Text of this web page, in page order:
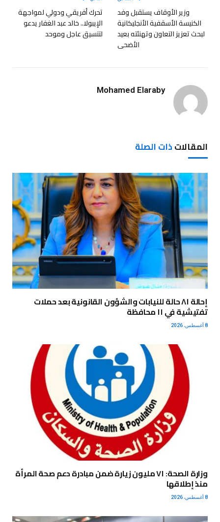
وزير الأوقاف يستقبل وفد
الكنيسة الأسقفية الأنجليكانية
لبحث تعزيز التعاون وتهنئته بعيد
الأضحى
تحرك أفريقي ودولي لمواجهة
الإيبولا.. خالد عبد الغفار يدعو
لتنسيق عاجل وموحد
Mohamed Elaraby
المقالاتذات الصلة
إحالة ٨١ حالة للنيابات والشؤون القانونية بعد حملات
تفتيشية في ١١ محافظة
8 أغسطس، 2026
وزارة الصحة: ٧١ مليون زيارة ضمن مبادرة دعم صحة المرأة
منذ إطلاقها
8 أغسطس، 2026